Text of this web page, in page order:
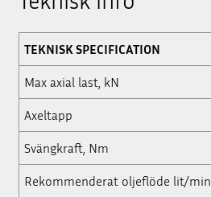
TEKNISK SPECIFICATION
Max axial last, kN
Axeltapp
Svängkraft, Nm
Rekommenderat oljeflöde lit/min